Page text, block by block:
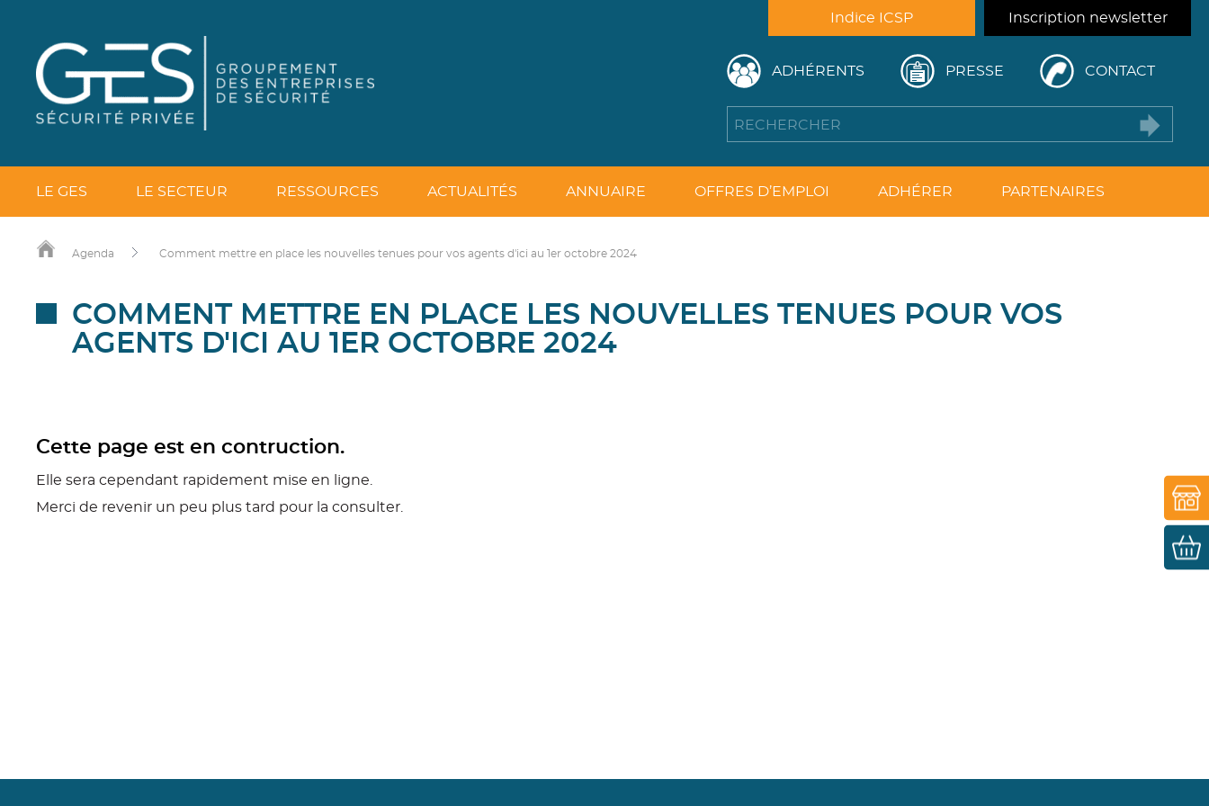
ADHÉRENTS PRESSE CONTACT
Indice ICSP Inscription newsletter
LE GES LE SECTEUR RESSOURCES ACTUALITÉS ANNUAIRE OFFRES D’EMPLOI ADHÉRER PARTENAIRES
Agenda Comment mettre en place les nouvelles tenues pour vos agents d'ici au 1er octobre 2024
COMMENT METTRE EN PLACE LES NOUVELLES TENUES POUR VOS
AGENTS D'ICI AU 1ER OCTOBRE 2024
Cette page est en contruction.
Elle sera cependant rapidement mise en ligne.
Merci de revenir un peu plus tard pour la consulter.